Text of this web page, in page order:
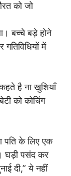
को जो
बच्चे बड़े होने
में
है ना खुशियाँ
को कोचिंग
पति के लिए एक
घड़ी पसंद कर
दी,” ये नहीं